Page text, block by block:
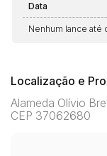
Data
Nenhum lance até
Localização e
Alameda Olívio
CEP 37062680